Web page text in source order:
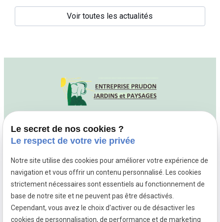
Voir toutes les actualités
04 81 68 35 15
Ossola
LAURENT DU VAR
Mentions légales
Le secret de nos cookies ?
Le respect de votre vie privée
Notre site utilise des cookies pour améliorer votre expérience de
navigation et vous offrir un contenu personnalisé. Les cookies
strictement nécessaires sont essentiels au fonctionnement de
base de notre site et ne peuvent pas être désactivés.
Cependant, vous avez le choix d'activer ou de désactiver les
cookies de personnalisation, de performance et de marketing